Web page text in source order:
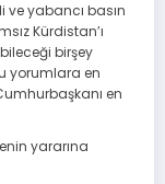
ve yabancı basın
Kürdistan’ı
birşey
yorumlara en
en
yararına